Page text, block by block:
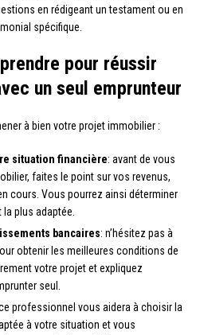
en rédigeant un testament ou en
spécifique.
pour réussir
un seul emprunteur
à bien votre projet immobilier :
situation financière: avant de vous
faites le point sur vos revenus,
cours. Vous pourrez ainsi déterminer
la plus adaptée.
bancaires: n’hésitez pas à
obtenir les meilleures conditions de
votre projet et expliquez
seul.
professionnel vous aidera à choisir la
à votre situation et vous